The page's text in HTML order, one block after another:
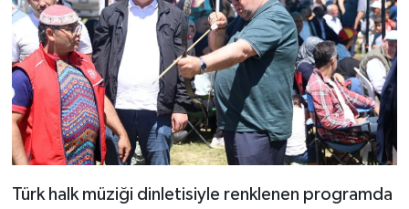
Türk halk müziği dinletisiyle renklenen programda